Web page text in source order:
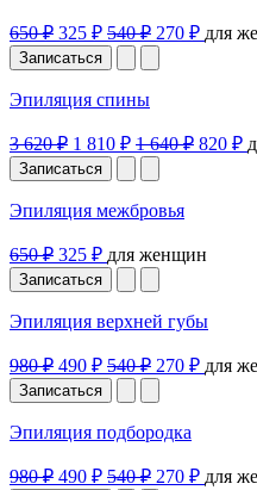
650 ₽ 325 ₽ 540 ₽ 270 ₽ для
Записаться
Эпиляция спины
3 620 ₽ 1 810 ₽ 1 640 ₽ 820 ₽
Записаться
Эпиляция межбровья
650 ₽ 325 ₽ для женщин
Записаться
Эпиляция верхней губы
980 ₽ 490 ₽ 540 ₽ 270 ₽ для
Записаться
Эпиляция подбородка
980 ₽ 490 ₽ 540 ₽ 270 ₽ для